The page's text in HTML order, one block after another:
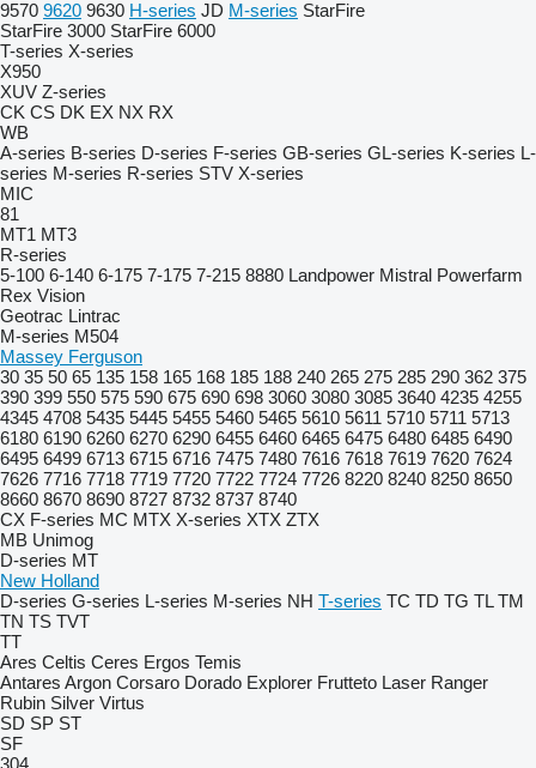
9570 9620 9630 H-series JD M-series StarFire
StarFire 3000 StarFire 6000
T-series X-series
X950
XUV Z-series
CK CS DK EX NX RX
WB
A-series B-series D-series F-series GB-series GL-series K-series L-
series M-series R-series STV X-series
MIC
81
MT1 MT3
R-series
5-100 6-140 6-175 7-175 7-215 8880 Landpower Mistral Powerfarm
Rex Vision
Geotrac Lintrac
M-series M504
Massey Ferguson
30 35 50 65 135 158 165 168 185 188 240 265 275 285 290 362 375
390 399 550 575 590 675 690 698 3060 3080 3085 3640 4235 4255
4345 4708 5435 5445 5455 5460 5465 5610 5611 5710 5711 5713
6180 6190 6260 6270 6290 6455 6460 6465 6475 6480 6485 6490
6495 6499 6713 6715 6716 7475 7480 7616 7618 7619 7620 7624
7626 7716 7718 7719 7720 7722 7724 7726 8220 8240 8250 8650
8660 8670 8690 8727 8732 8737 8740
CX F-series MC MTX X-series XTX ZTX
MB Unimog
D-series MT
New Holland
D-series G-series L-series M-series NH T-series TC TD TG TL TM
TN TS TVT
TT
Ares Celtis Ceres Ergos Temis
Antares Argon Corsaro Dorado Explorer Frutteto Laser Ranger
Rubin Silver Virtus
SD SP ST
SF
304